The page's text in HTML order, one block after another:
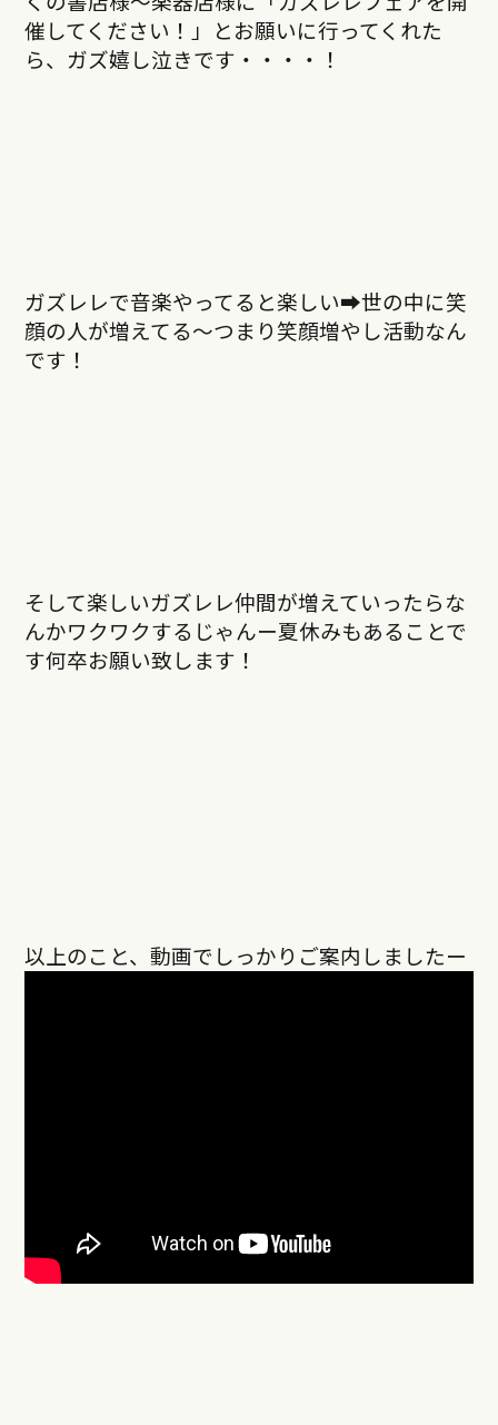
催してください！」とお願いに行ってくれた
ら、ガズ嬉し泣きです・・・・！
ガズレレで音楽やってると楽しい➡︎世の中に笑
顔の人が増えてる〜つまり笑顔増やし活動なん
です！
そして楽しいガズレレ仲間が増えていったらな
んかワクワクするじゃんー夏休みもあることで
す何卒お願い致します！
以上のこと、動画でしっかりご案内しましたー